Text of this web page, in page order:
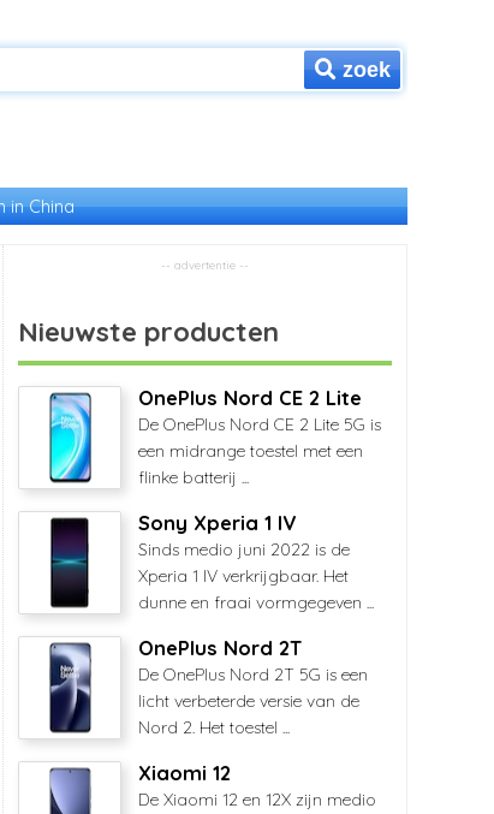
zoek
in China
Nieuwste producten
OnePlus Nord CE 2 Lite
De OnePlus Nord CE 2 Lite 5G is
een midrange toestel met een
flinke batterij ...
Sony Xperia 1 IV
Sinds medio juni 2022 is de
Xperia 1 IV verkrijgbaar. Het
dunne en fraai vormgegeven ...
OnePlus Nord 2T
De OnePlus Nord 2T 5G is een
licht verbeterde versie van de
Nord 2. Het toestel ...
Xiaomi 12
De Xiaomi 12 en 12X zijn medio